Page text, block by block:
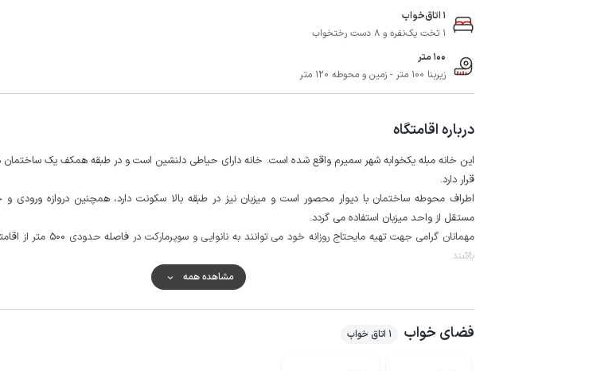
1 اتاق‌خواب
1 تخت یک‌نفره و 8 دست رختخواب
100 متر
زیربنا 100 متر - زمین و محوطه 120 متر
درباره اقامتگاه
این خانه مبله یکخوابه شهر سمیرم واقع شده است. خانه دارای حیاطی دلنشین است و در طبقه همکف یک
قرار دارد.
اطراف محوطه ساختمان با دیوار محصور است و میزبان نیز در طبقه بالا سکونت دارد، همچنین دروازه ورودی
مستقل از واحد میزبان استفاده می گردد.
مهمانان گرامی جهت تهیه مایحتاج روزانه خود
باشند.
کیفیت پوشش شبکه همراه برای اپراتورهای ایرانسل و همراه اول در مکالمه خوب و اینترنت بصورت 4g در دسترس است.
مشاهده همه
فضای خواب 1 اتاق خواب